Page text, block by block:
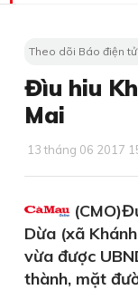
Theo dõi Báo điện
Đìu hiu
Mai
13 tháng 06 2017
Dừa (xã
vừa được
thành, mặt